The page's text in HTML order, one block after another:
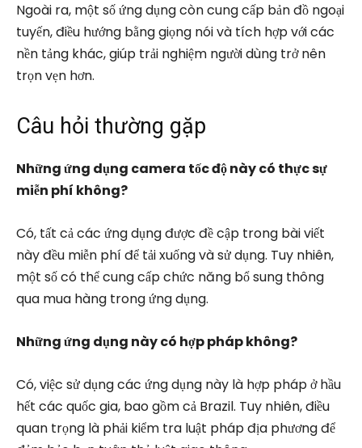
Ngoài ra, một số ứng dụng còn cung cấp bản đồ ngoại
tuyến, điều hướng bằng giọng nói và tích hợp với các
nền tảng khác, giúp trải nghiệm người dùng trở nên
trọn vẹn hơn.
Câu hỏi thường gặp
Những ứng dụng camera tốc độ này có thực sự
miễn phí không?
Có, tất cả các ứng dụng được đề cập trong bài viết
này đều miễn phí để tải xuống và sử dụng. Tuy nhiên,
một số có thể cung cấp chức năng bổ sung thông
qua mua hàng trong ứng dụng.
Những ứng dụng này có hợp pháp không?
Có, việc sử dụng các ứng dụng này là hợp pháp ở hầu
hết các quốc gia, bao gồm cả Brazil. Tuy nhiên, điều
quan trọng là phải kiểm tra luật pháp địa phương để